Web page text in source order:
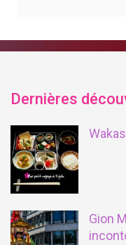
Dernières
Gion